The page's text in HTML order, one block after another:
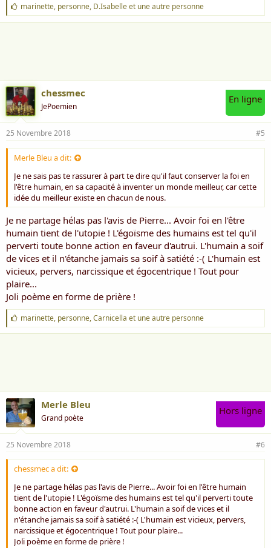
Pour une fois, mobilisez-vous pour le pays
J
'
a
marinette, personne, D.Isabelleet une autre personne
chessmec
JePoemien
En ligne
25 Novembre 2018 #5
Merle Bleu a dit:
Je ne sais pas te rassurer à part te dire qu'il faut conserver la foi en
l'être humain, en sa capacité à inventer un monde meilleur, car cette
idée du meilleur existe en chacun de nous.
Je ne partage hélas pas l'avis de Pierre... Avoir foi en l'être
humain tient de l'utopie ! L'égoïsme des humains est tel qu'il
perverti toute bonne action en faveur d'autrui. L'humain a soif
de vices et il n'étanche jamais sa soif à satiété :-( L'humain est
vicieux, pervers, narcissique et égocentrique ! Tout pour
plaire...
Joli poème en forme de prière !
J
'
a
marinette, personne,Carnicella et une autre personne
Merle Bleu
Grand poète
Hors ligne
25 Novembre 2018 #6
chessmec a dit:
Je ne partage hélas pas l'avis de Pierre... Avoir foi en l'être humain
tient de l'utopie ! L'égoïsme des humains est tel qu'il perverti toute
bonne action en faveur d'autrui. L'humain a soif de vices et il
n'étanche jamais sa soif à satiété :-( L'humain est vicieux, pervers,
narcissique et égocentrique ! Tout pour plaire...
Joli poème en forme de prière !